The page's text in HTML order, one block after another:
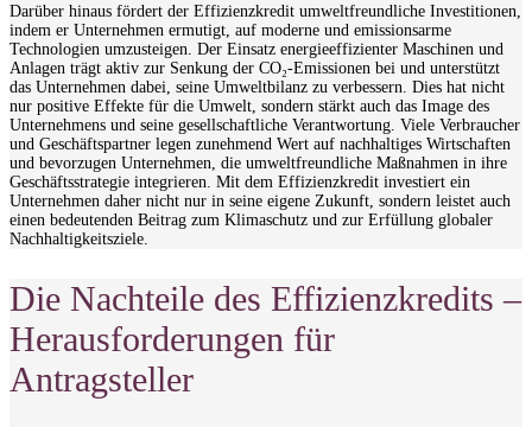
Darüber hinaus fördert der Effizienzkredit umweltfreundliche Investitionen,
indem er Unternehmen ermutigt, auf moderne und emissionsarme
Technologien umzusteigen. Der Einsatz energieeffizienter Maschinen und
Anlagen trägt aktiv zur Senkung der CO₂-Emissionen bei und unterstützt
das Unternehmen dabei, seine Umweltbilanz zu verbessern. Dies hat nicht
nur positive Effekte für die Umwelt, sondern stärkt auch das Image des
Unternehmens und seine gesellschaftliche Verantwortung. Viele Verbraucher
und Geschäftspartner legen zunehmend Wert auf nachhaltiges Wirtschaften
und bevorzugen Unternehmen, die umweltfreundliche Maßnahmen in ihre
Geschäftsstrategie integrieren. Mit dem Effizienzkredit investiert ein
Unternehmen daher nicht nur in seine eigene Zukunft, sondern leistet auch
einen bedeutenden Beitrag zum Klimaschutz und zur Erfüllung globaler
Nachhaltigkeitsziele.
Die Nachteile des Effizienzkredits –
Herausforderungen für
Antragsteller